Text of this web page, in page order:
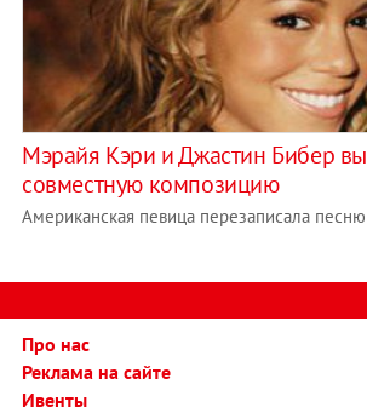
Мэрайя Кэри и Джастин Бибер
совместную композицию
Американская певица перезаписала
Про нас
Реклама на сайте
Ивенты